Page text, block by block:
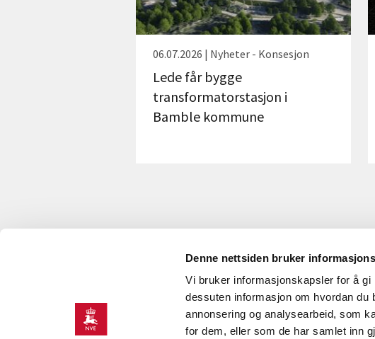
Denne nettsiden bruker
Vi bruker informasjonskapsler for å
dessuten informasjon om hvordan du
annonsering og analysearbeid, som
for dem, eller som de har samlet inn
06.07.2026 | Nyheter - Konsesjon
Lede får bygge
transformatorstasjon i
Bamble kommune
KONTAKT OSS OM NVE
Om NVE